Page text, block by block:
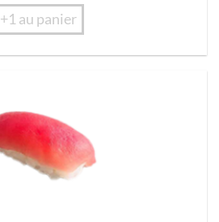
+1 au panier